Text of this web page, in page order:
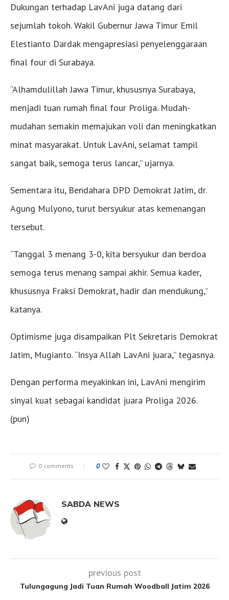
Dukungan terhadap LavAni juga datang dari
sejumlah tokoh. Wakil Gubernur Jawa Timur Emil
Elestianto Dardak mengapresiasi penyelenggaraan
final four di Surabaya.
“Alhamdulillah Jawa Timur, khususnya Surabaya,
menjadi tuan rumah final four Proliga. Mudah-
mudahan semakin memajukan voli dan meningkatkan
minat masyarakat. Untuk LavAni, selamat tampil
sangat baik, semoga terus lancar,” ujarnya.
Sementara itu, Bendahara DPD Demokrat Jatim, dr.
Agung Mulyono, turut bersyukur atas kemenangan
tersebut.
“Tanggal 3 menang 3-0, kita bersyukur dan berdoa
semoga terus menang sampai akhir. Semua kader,
khususnya Fraksi Demokrat, hadir dan mendukung,”
katanya.
Optimisme juga disampaikan Plt Sekretaris Demokrat
Jatim, Mugianto. “Insya Allah LavAni juara,” tegasnya.
Dengan performa meyakinkan ini, LavAni mengirim
sinyal kuat sebagai kandidat juara Proliga 2026.
(pun)
0 comments 0
SABDA NEWS
previous post
Tulungagung Jadi Tuan Rumah Woodball Jatim 2026